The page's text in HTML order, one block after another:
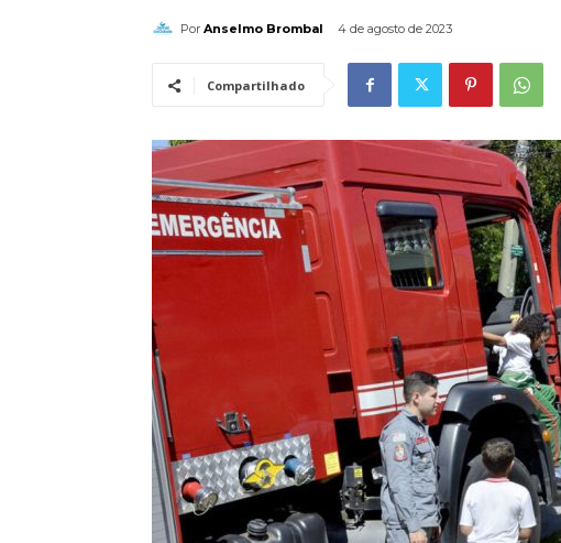
Por Anselmo Brombal 4 de agosto de 2023
Compartilhado